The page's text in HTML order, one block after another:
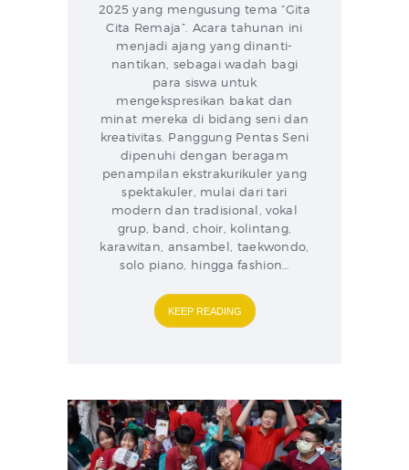
2025 yang mengusung tema “Gita
Cita Remaja”. Acara tahunan ini
menjadi ajang yang dinanti-
nantikan, sebagai wadah bagi
para siswa untuk
mengekspresikan bakat dan
minat mereka di bidang seni dan
kreativitas. Panggung Pentas Seni
dipenuhi dengan beragam
penampilan ekstrakurikuler yang
spektakuler, mulai dari tari
modern dan tradisional, vokal
grup, band, choir, kolintang,
karawitan, ansambel, taekwondo,
solo piano, hingga fashion…
KEEP READING